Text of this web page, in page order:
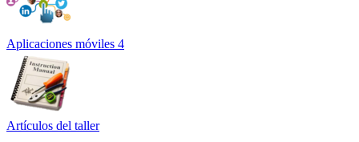
Aplicaciones móviles 4
Artículos del taller